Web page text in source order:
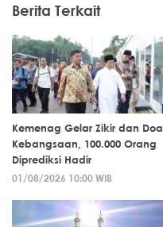
Berita Terkait
Kemenag Gelar Zikir dan Doa
Kebangsaan, 100.000 Orang
Diprediksi Hadir
01/08/2026 10:00 WIB